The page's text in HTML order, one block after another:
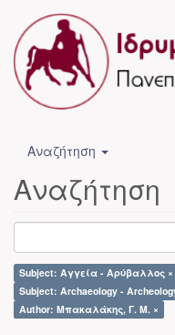
Αναζήτηση
Αναζήτηση
Subject: Αγγεία - Αρύβαλλος ×
Subject: Archaeology -
Author: Μπακαλάκης, Γ. Μ. ×